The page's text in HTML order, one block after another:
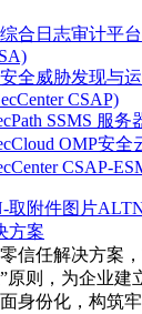
合日志审计平台
全威胁发现与
CSAP)
SSMS 服
OMP安全
CSAP-
方案
信任解决方案
原则，为企业建
身份化，构筑